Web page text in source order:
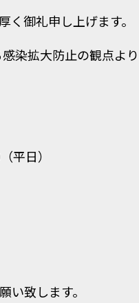
御礼申し上げます。
染拡大防止の観点より
（平日）
致します。